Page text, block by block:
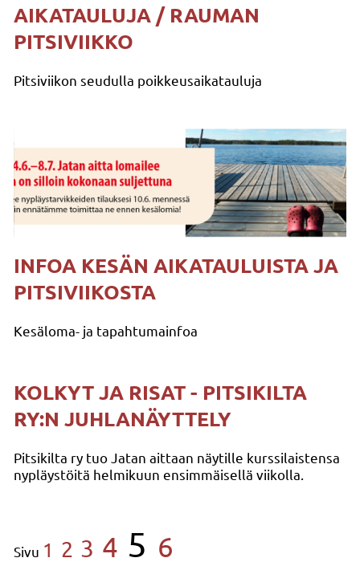
AIKATAULUJA / RAUMAN
PITSIVIIKKO
Pitsiviikon seudulla poikkeusaikatauluja
INFOA KESÄN AIKATAULUISTA JA
PITSIVIIKOSTA
Kesäloma- ja tapahtumainfoa
KOLKYT JA RISAT - PITSIKILTA
RY:N JUHLANÄYTTELY
Pitsikilta ry tuo Jatan aittaan näytille kurssilaistensa
nypläystöitä helmikuun ensimmäisellä viikolla.
Sivu 1 2 3 4 5 6